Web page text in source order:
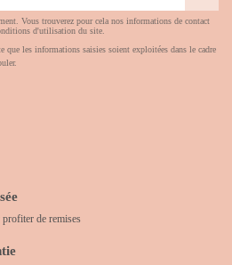
Vous trouverez pour cela nos informations de contact
d'utilisation du site.
que les informations saisies soient exploitées dans le cadre
de remises